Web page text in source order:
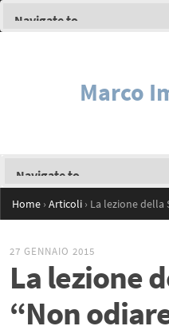
Marco
Home › Articoli › La lezione della
27 GENNAIO 2015
La lezione
“Non